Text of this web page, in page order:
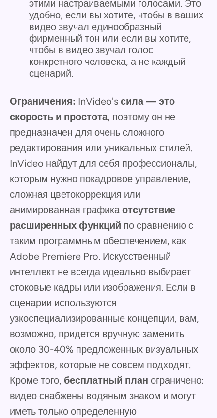
этими настраиваемыми голосами. Это
удобно, если вы хотите, чтобы в ваших
видео звучал единообразный
фирменный тон или если вы хотите,
чтобы в видео звучал голос
конкретного человека, а не каждый
сценарий.
Ограничения: InVideo's сила — это
скорость и простота, поэтому он не
предназначен для очень сложного
редактирования или уникальных стилей.
InVideo найдут для себя профессионалы,
которым нужно покадровое управление,
сложная цветокоррекция или
анимированная графика отсутствие
расширенных функций по сравнению с
таким программным обеспечением, как
Adobe Premiere Pro. Искусственный
интеллект не всегда идеально выбирает
стоковые кадры или изображения. Если в
сценарии используются
узкоспециализированные концепции, вам,
возможно, придется вручную заменить
около 30-40% предложенных визуальных
эффектов, которые не совсем подходят.
Кроме того, бесплатный план ограничено:
видео снабжены водяным знаком и могут
иметь только определенную